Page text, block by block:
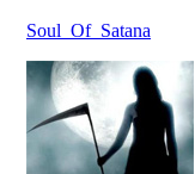
Soul_Of_Satana